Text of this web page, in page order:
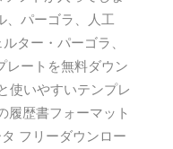
、パーゴラ、人工
ター・パーゴラ、
レートを無料ダウン
使いやすいテンプレ
履歴書フォーマット
フリーダウンロー